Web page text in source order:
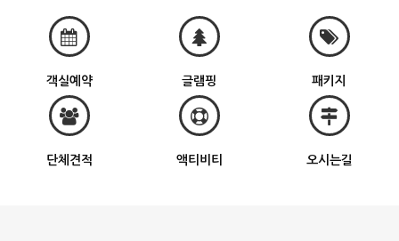
객실예약 글램핑 패키지
단체견적 액티비티 오시는길